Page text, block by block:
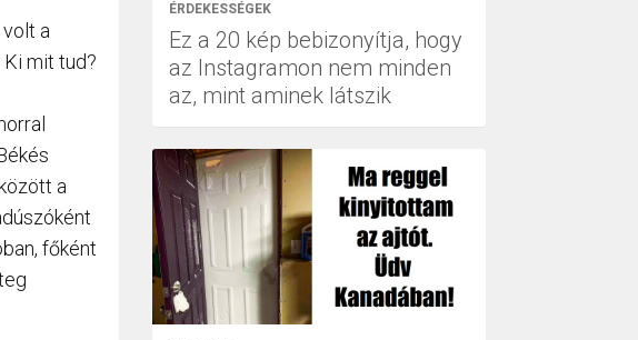
a
Ki mit tud?
a
főként
ÉRDEKESSÉGEK
Ez a 20 kép bebizonyítja, hogy
az Instagramon nem minden
az, mint aminek látszik